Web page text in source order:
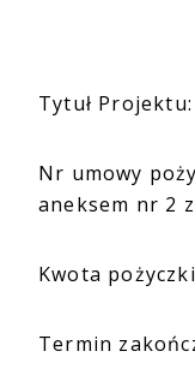
Tytuł Projektu:
Nr umowy
aneksem nr 2
Kwota
Termin